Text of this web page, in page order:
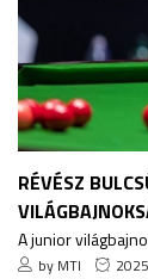
RÉVÉSZ
A junior
by MTI